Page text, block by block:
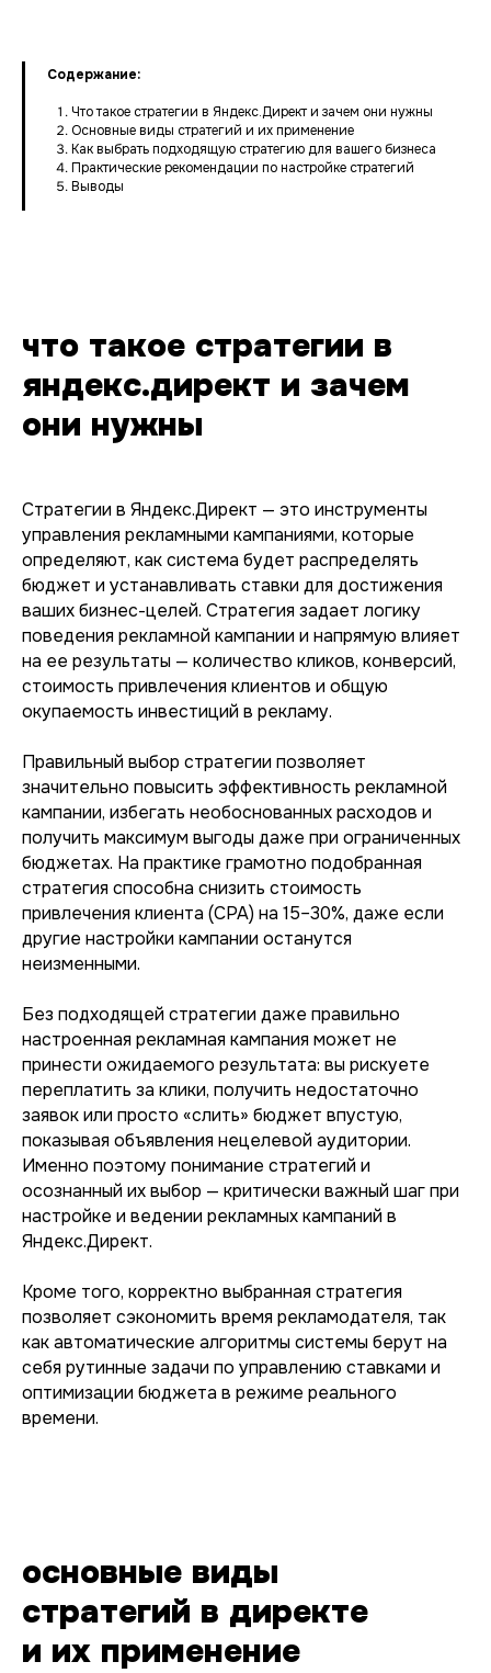
Содержание:
Что такое стратегии в Яндекс.Директ и зачем они нужны
Основные виды стратегий и их применение
Как выбрать подходящую стратегию для вашего бизнеса
Практические рекомендации по настройке стратегий
Выводы
что такое стратегии в
яндекс.директ и зачем
они нужны
Стратегии в Яндекс.Директ — это инструменты
управления рекламными кампаниями, которые
определяют, как система будет распределять
бюджет и устанавливать ставки для достижения
ваших бизнес-целей. Стратегия задает логику
поведения рекламной кампании и напрямую влияет
на ее результаты — количество кликов, конверсий,
стоимость привлечения клиентов и общую
окупаемость инвестиций в рекламу.
Правильный выбор стратегии позволяет
значительно повысить эффективность рекламной
кампании, избегать необоснованных расходов и
получить максимум выгоды даже при ограниченных
бюджетах. На практике грамотно подобранная
стратегия способна снизить стоимость
привлечения клиента (CPA) на 15–30%, даже если
другие настройки кампании останутся
неизменными.
Без подходящей стратегии даже правильно
настроенная рекламная кампания может не
принести ожидаемого результата: вы рискуете
переплатить за клики, получить недостаточно
заявок или просто «слить» бюджет впустую,
показывая объявления нецелевой аудитории.
Именно поэтому понимание стратегий и
осознанный их выбор — критически важный шаг при
настройке и ведении рекламных кампаний в
Яндекс.Директ.
Кроме того, корректно выбранная стратегия
позволяет сэкономить время рекламодателя, так
как автоматические алгоритмы системы берут на
себя рутинные задачи по управлению ставками и
оптимизации бюджета в режиме реального
времени.
основные виды
стратегий в директе
и их применение